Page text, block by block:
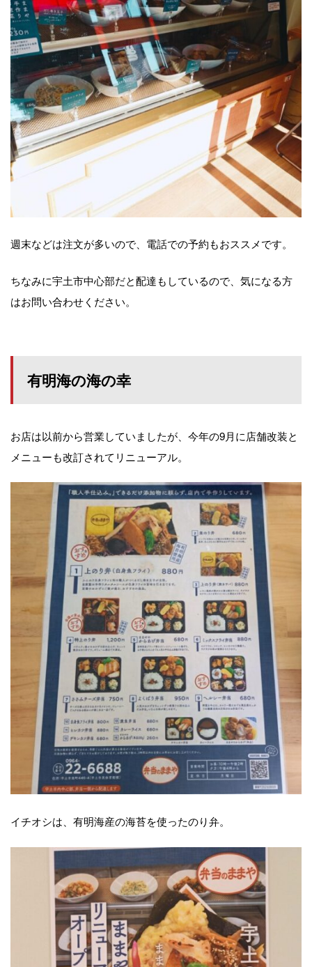
週末などは注文が多いので、電話での予約もおススメです。
ちなみに宇土市中心部だと配達もしているので、気になる方
はお問い合わせください。
有明海の海の幸
お店は以前から営業していましたが、今年の9月に店舗改装と
メニューも改訂されてリニューアル。
イチオシは、有明海産の海苔を使ったのり弁。